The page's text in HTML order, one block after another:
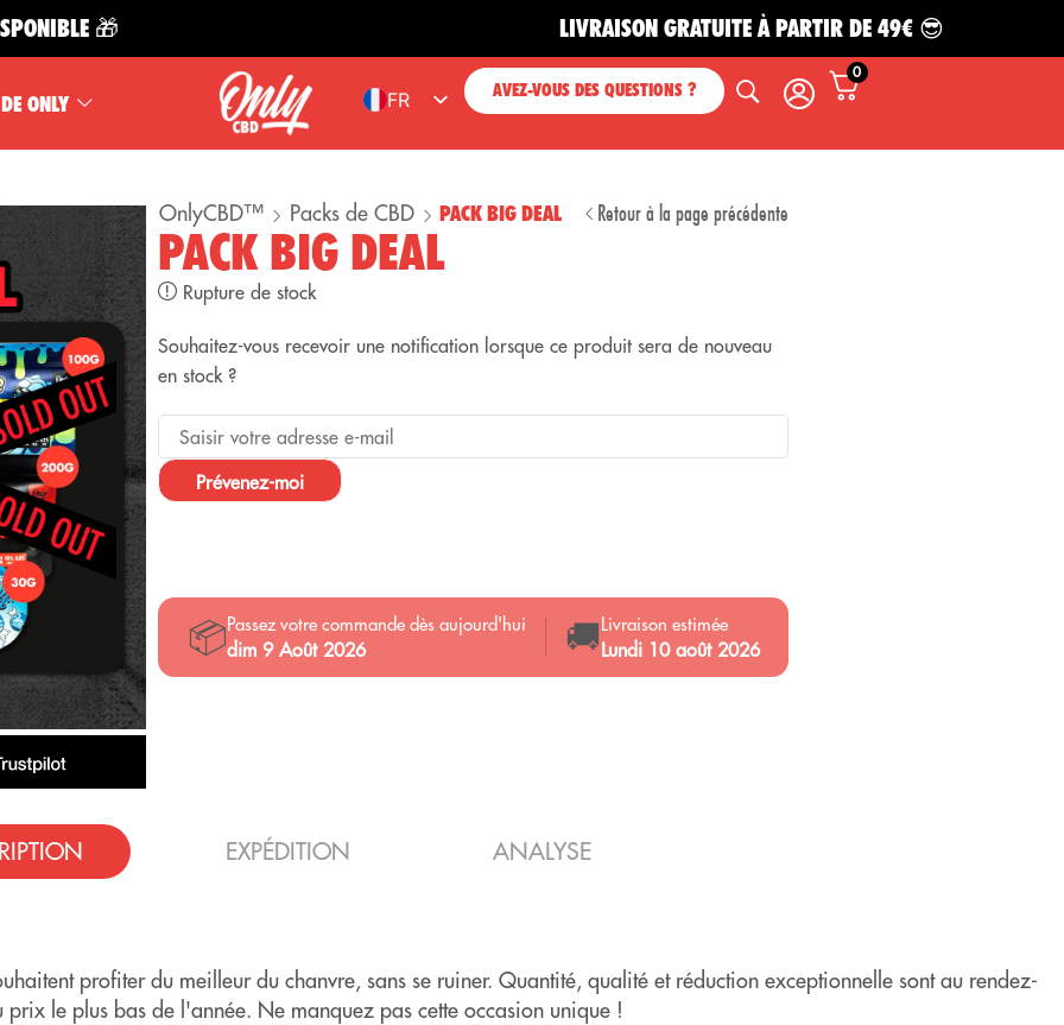
🎁 LIVRAISON GRATUITE À PARTIR DE 49€ 😎
ONLY
FR
PT
DE
AVEZ-VOUS DES QUESTIONS ?
0
OnlyCBD™ Packs de CBD PACK BIG DEAL Retour à la page précédente
PACK BIG DEAL
Rupture de stock
Souhaitez-vous recevoir une notification lorsque ce produit sera de nouveau
en stock ?
Prévenez-moi
📦Passez votre commande dès aujourd'hui
dim 9 Août 2026 🚚Livraison estimée
Lundi 10 août 2026
EXPÉDITION ANALYSE
profiter du meilleur du chanvre, sans se ruiner. Quantité, qualité et réduction exceptionnelle sont au rendez-
le plus bas de l'année. Ne manquez pas cette occasion unique !